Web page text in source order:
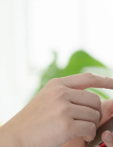
ディア
コンテンツ制作